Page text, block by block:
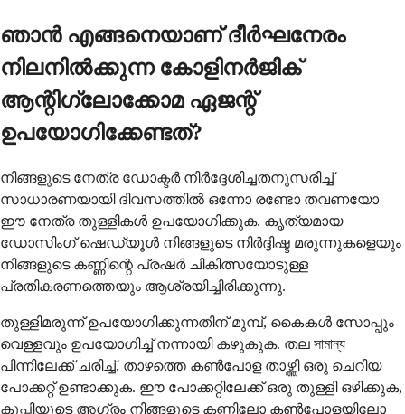
ഞാൻ എങ്ങനെയാണ് ദീർഘനേരം
നിലനിൽക്കുന്ന കോളിനർജിക്
ആന്റിഗ്ലോക്കോമ ഏജന്റ്
ഉപയോഗിക്കേണ്ടത്?
നിങ്ങളുടെ നേത്ര ഡോക്ടർ നിർദ്ദേശിച്ചതനുസരിച്ച്
സാധാരണയായി ദിവസത്തിൽ ഒന്നോ രണ്ടോ തവണയോ
ഈ നേത്ര തുള്ളികൾ ഉപയോഗിക്കുക. കൃത്യമായ
ഡോസിംഗ് ഷെഡ്യൂൾ നിങ്ങളുടെ നിർദ്ദിഷ്ട മരുന്നുകളെയും
നിങ്ങളുടെ കണ്ണിന്റെ പ്രഷർ ചികിത്സയോടുള്ള
പ്രതികരണത്തെയും ആശ്രയിച്ചിരിക്കുന്നു.
തുള്ളിമരുന്ന് ഉപയോഗിക്കുന്നതിന് മുമ്പ്, കൈകൾ സോപ്പും
വെള്ളവും ഉപയോഗിച്ച് നന്നായി കഴുകുക. തല সামান্য
പിന്നിലേക്ക് ചരിച്ച്, താഴത്തെ കൺപോള താഴ്ത്തി ഒരു ചെറിയ
പോക്കറ്റ് ഉണ്ടാക്കുക. ഈ പോക്കറ്റിലേക്ക് ഒരു തുള്ളി ഒഴിക്കുക,
കുപ്പിയുടെ അഗ്രം നിങ്ങളുടെ കണ്ണിലോ കൺപോളയിലോ